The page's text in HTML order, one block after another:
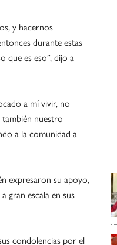
y hacernos
durante estas
que es eso”, dijo a
a mí vivir, no
nuestro
a la comunidad a
expresaron su apoyo,
gran escala en sus
condolencias por el